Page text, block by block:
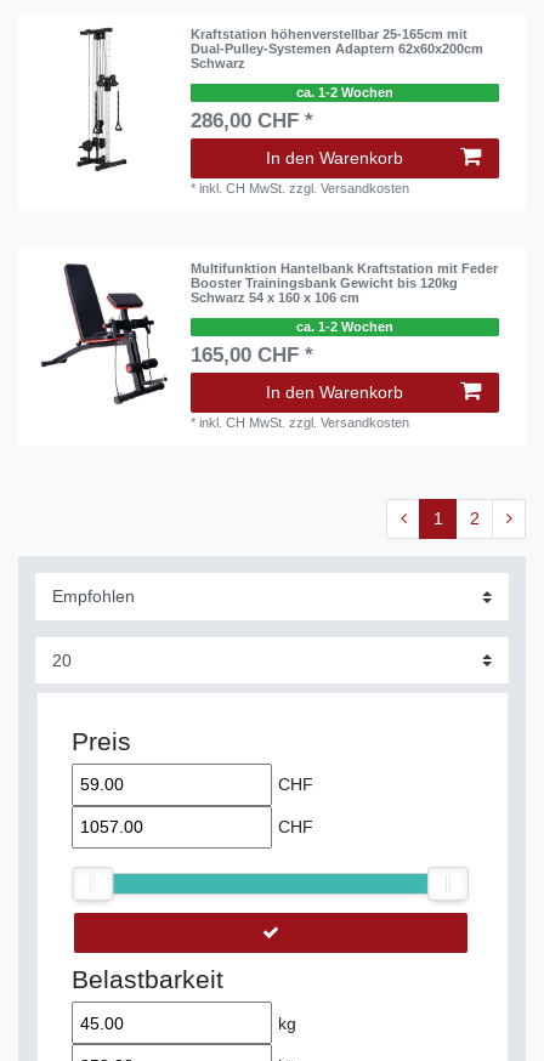
Kraftstation höhenverstellbar 25-165cm mit
Dual-Pulley-Systemen Adaptern 62x60x200cm
Schwarz
ca. 1-2 Wochen
286,00 CHF *
In den Warenkorb
*inkl. CH MwSt. zzgl.Versandkosten
Multifunktion Hantelbank Kraftstation mit Feder
Booster Trainingsbank Gewicht bis 120kg
Schwarz 54 x 160 x 106 cm
ca. 1-2 Wochen
165,00 CHF *
In den Warenkorb
*inkl. CH MwSt. zzgl.Versandkosten
1 2
Preis
CHF
CHF
Belastbarkeit
kg